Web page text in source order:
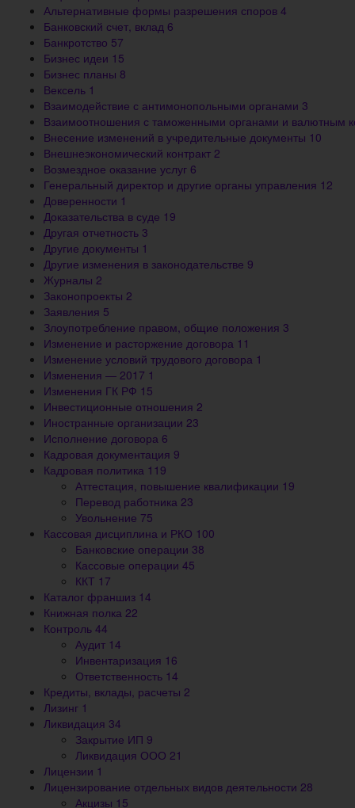
Альтернативные формы разрешения споров 4
Банковский счет, вклад 6
Банкротство 57
Бизнес идеи 15
Бизнес планы 8
Вексель 1
Взаимодействие с антимонопольными органами 3
Взаимоотношения с таможенными органами и валютным
Внесение изменений в учредительные документы 10
Внешнеэкономический контракт 2
Возмездное оказание услуг 6
Генеральный директор и другие органы управления 12
Доверенности 1
Доказательства в суде 19
Другая отчетность 3
Другие документы 1
Другие изменения в законодательстве 9
Журналы 2
Законопроекты 2
Заявления 5
Злоупотребление правом, общие положения 3
Изменение и расторжение договора 11
Изменение условий трудового договора 1
Изменения — 2017 1
Изменения ГК РФ 15
Инвестиционные отношения 2
Иностранные организации 23
Исполнение договора 6
Кадровая документация 9
Кадровая политика 119
Аттестация, повышение квалификации 19
Перевод работника 23
Увольнение 75
Кассовая дисциплина и РКО 100
Банковские операции 38
Кассовые операции 45
ККТ 17
Каталог франшиз 14
Книжная полка 22
Контроль 44
Аудит 14
Инвентаризация 16
Ответственность 14
Кредиты, вклады, расчеты 2
Лизинг 1
Ликвидация 34
Закрытие ИП 9
Ликвидация ООО 21
Лицензии 1
Лицензирование отдельных видов деятельности 28
Акцизы 15